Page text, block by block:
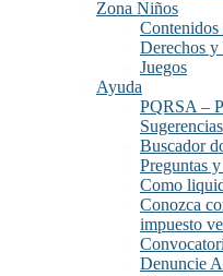
Zona Niños
Contenidos
Derechos y
Juegos
Ayuda
PQRSA –
Sugerencias
Buscador
Preguntas
Como
Conozca
impuesto
Denuncie